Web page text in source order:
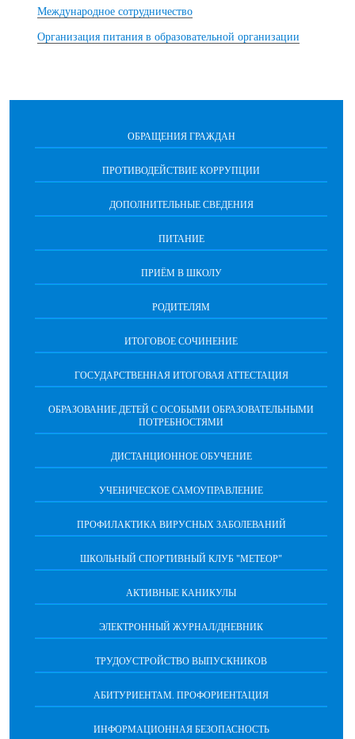
Международное сотрудничество
Организация питания в образовательной организации
ОБРАЩЕНИЯ ГРАЖДАН
ПРОТИВОДЕЙСТВИЕ КОРРУПЦИИ
ДОПОЛНИТЕЛЬНЫЕ СВЕДЕНИЯ
ПИТАНИЕ
ПРИЁМ В ШКОЛУ
РОДИТЕЛЯМ
ИТОГОВОЕ СОЧИНЕНИЕ
ГОСУДАРСТВЕННАЯ ИТОГОВАЯ АТТЕСТАЦИЯ
ОБРАЗОВАНИЕ ДЕТЕЙ С ОСОБЫМИ ОБРАЗОВАТЕЛЬНЫМИ
ПОТРЕБНОСТЯМИ
ДИСТАНЦИОННОЕ ОБУЧЕНИЕ
УЧЕНИЧЕСКОЕ САМОУПРАВЛЕНИЕ
ПРОФИЛАКТИКА ВИРУСНЫХ ЗАБОЛЕВАНИЙ
ШКОЛЬНЫЙ СПОРТИВНЫЙ КЛУБ "МЕТЕОР"
АКТИВНЫЕ КАНИКУЛЫ
ЭЛЕКТРОННЫЙ ЖУРНАЛ/ДНЕВНИК
ТРУДОУСТРОЙСТВО ВЫПУСКНИКОВ
АБИТУРИЕНТАМ. ПРОФОРИЕНТАЦИЯ
ИНФОРМАЦИОННАЯ БЕЗОПАСНОСТЬ